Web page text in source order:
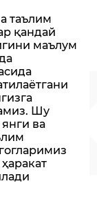
таълим
қандай
маълум
Шу
ва